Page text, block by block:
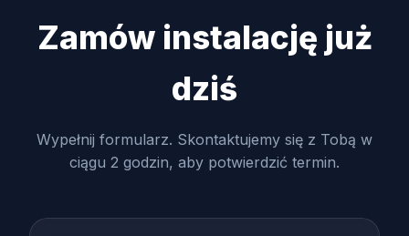
Zamów instalację już
dziś
Wypełnij formularz. Skontaktujemy się z Tobą w
ciągu 2 godzin, aby potwierdzić termin.